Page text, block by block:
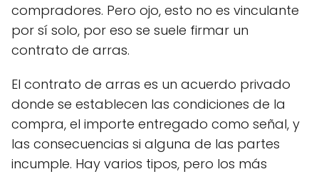
compradores. Pero ojo, esto no es vinculante
por sí solo, por eso se suele firmar un
contrato de arras.
El contrato de arras es un acuerdo privado
donde se establecen las condiciones de la
compra, el importe entregado como señal, y
las consecuencias si alguna de las partes
incumple. Hay varios tipos, pero los más